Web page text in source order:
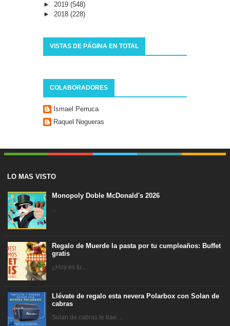
► 2019 (548)
► 2018 (228)
VISTAS DE PÁGINA EN TOTAL
COLABORADORES
Ismael Perruca
Raquel Nogueras
LO MAS VISTO
Monopoly Doble McDonald's 2026
...
Regalo de Muerde la pasta por tu cumpleaños: Buffet
gratis
¿Hoy es tu ...
Llévate de regalo esta nevera Polarbox con Solan de
cabras
Solan de cabras te trae ...